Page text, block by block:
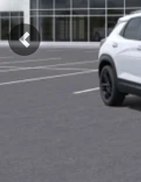
Précédent